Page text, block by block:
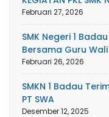
Februari 27, 2026
SMK Negeri 1
Bersama Guru Wali
Februari 26, 2026
SMKN 1 Badau
PT SWA
Desember 12, 2025